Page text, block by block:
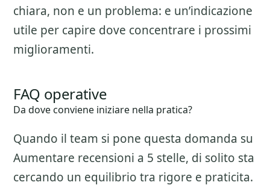
chiara, non e un problema: e un’indicazione
utile per capire dove concentrare i prossimi
miglioramenti.
FAQ operative
Da dove conviene iniziare nella pratica?
Quando il team si pone questa domanda su
Aumentare recensioni a 5 stelle, di solito sta
cercando un equilibrio tra rigore e praticita.